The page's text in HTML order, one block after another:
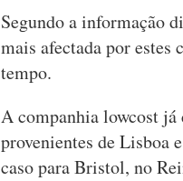
Segundo a informação
mais afectada por estes
tempo.
A companhia lowcost já
provenientes de Lisboa
caso para Bristol, no